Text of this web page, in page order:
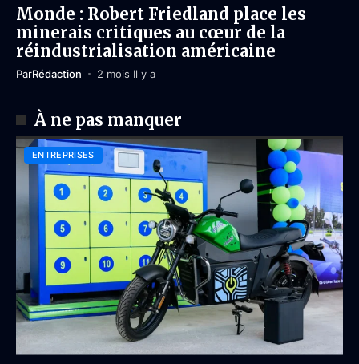
Monde : Robert Friedland place les
minerais critiques au cœur de la
réindustrialisation américaine
ParRédaction 2 mois Il y a
À ne pas manquer
ENTREPRISES